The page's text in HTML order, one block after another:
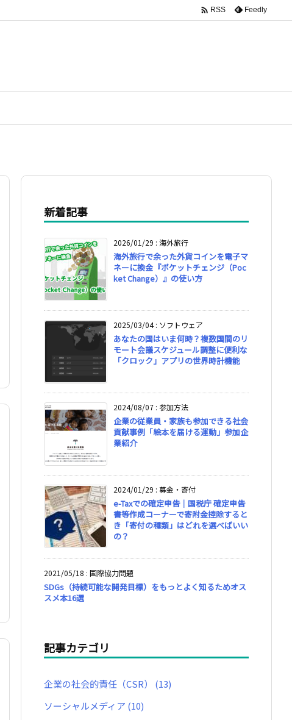
 RSS Feedly
新着記事
2026/01/29 : 海外旅行
海外旅行で余った外貨コインを電子マ
ネーに換金『ポケットチェンジ（Poc
ket Change）』の使い方
2025/03/04: ソフトウェア
あなたの国はいま何時？複数国間のリ
モート会議スケジュール調整に便利な
「クロック」アプリの世界時計機能
2024/08/07 : 参加方法
企業の従業員・家族も参加できる社会
貢献事例「絵本を届ける運動」参加企
業紹介
2024/01/29 : 募金・寄付
e-Taxでの確定申告｜国税庁 確定申告
書等作成コーナーで寄附金控除すると
き「寄付の種類」はどれを選べばいい
の？
2021/05/18 : 国際協力問題
SDGs（持続可能な開発目標）をもっとよく知るためオス
スメ本16選
記事カテゴリ
企業の社会的責任（CSR） (13)
ソーシャルメディア (10)